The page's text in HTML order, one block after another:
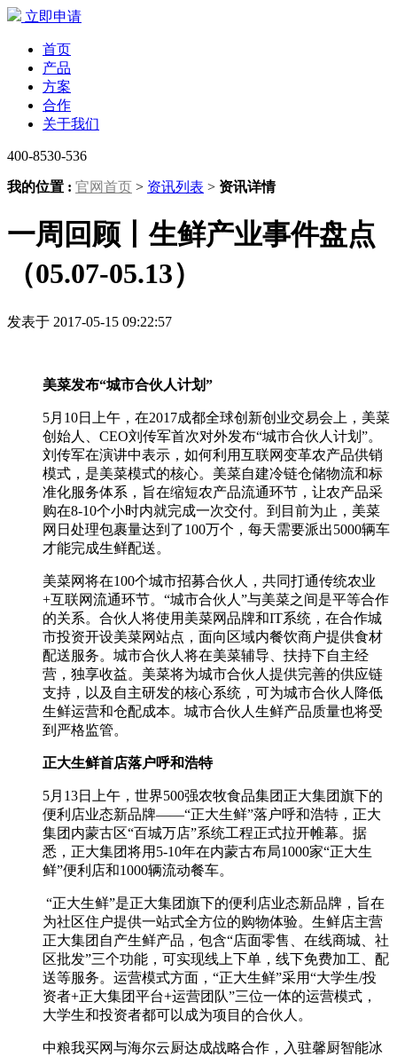
立即申请
首页
产品
方案
合作
关于我们
400-8530-536
我的位置 : 官网首页 > 资讯列表 > 资讯详情
一周回顾丨生鲜产业事件盘点
（05.07-05.13）
发表于 2017-05-15 09:22:57
美菜发布“城市合伙人计划”
5月10日上午，在2017成都全球创新创业交易会上，美菜
创始人、CEO刘传军首次对外发布“城市合伙人计划”。
刘传军在演讲中表示，如何利用互联网变革农产品供销
模式，是美菜模式的核心。美菜自建冷链仓储物流和标
准化服务体系，旨在缩短农产品流通环节，让农产品采
购在8-10个小时内就完成一次交付。到目前为止，美菜
网日处理包裹量达到了100万个，每天需要派出5000辆车
才能完成生鲜配送。
美菜网将在100个城市招募合伙人，共同打通传统农业
+互联网流通环节。“城市合伙人”与美菜之间是平等合作
的关系。合伙人将使用美菜网品牌和IT系统，在合作城
市投资开设美菜网站点，面向区域内餐饮商户提供食材
配送服务。城市合伙人将在美菜辅导、扶持下自主经
营，独享收益。美菜将为城市合伙人提供完善的供应链
支持，以及自主研发的核心系统，可为城市合伙人降低
生鲜运营和仓配成本。城市合伙人生鲜产品质量也将受
到严格监管。
正大生鲜首店落户呼和浩特
5月13日上午，世界500强农牧食品集团正大集团旗下的
便利店业态新品牌——“正大生鲜”落户呼和浩特，正大
集团内蒙古区“百城万店”系统工程正式拉开帷幕。据
悉，正大集团将用5-10年在内蒙古布局1000家“正大生
鲜”便利店和1000辆流动餐车。
“正大生鲜”是正大集团旗下的便利店业态新品牌，旨在
为社区住户提供一站式全方位的购物体验。生鲜店主营
正大集团自产生鲜产品，包含“店面零售、在线商城、社
区批发”三个功能，可实现线上下单，线下免费加工、配
送等服务。运营模式方面，“正大生鲜”采用“大学生/投
资者+正大集团平台+运营团队”三位一体的运营模式，
大学生和投资者都可以成为项目的合伙人。
中粮我买网与海尔云厨达成战略合作，入驻馨厨智能冰